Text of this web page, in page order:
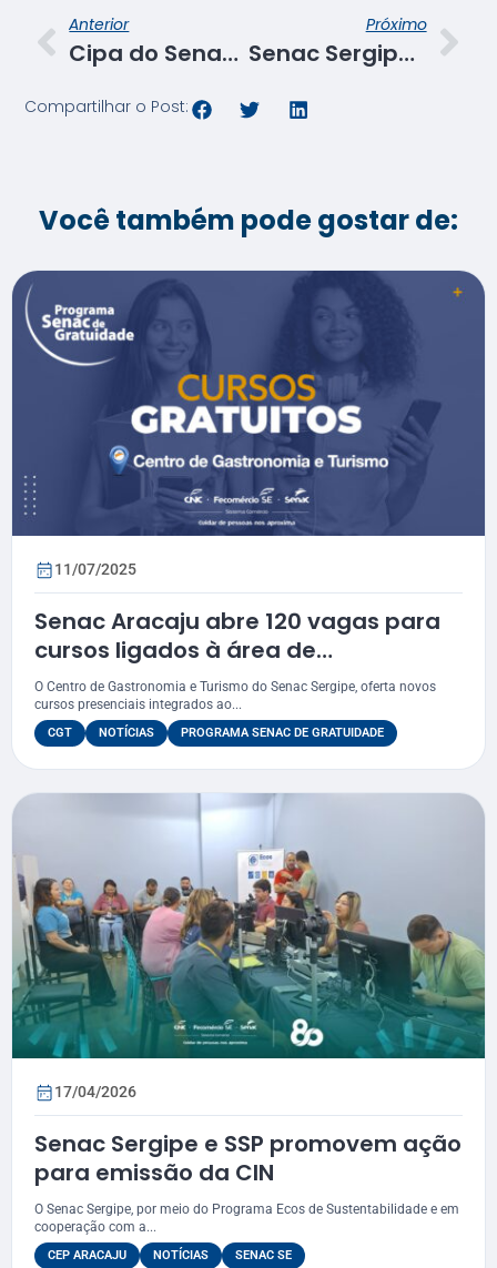
Anterior
Cipa do Senac promove a Semana Interna de Prevenção de Acidentes do Trabalho 2023
Próximo
Senac Sergipe participa de palestra sobre inovações de diretrizes do Projeto Integrador
Compartilhar o Post:
Você também pode gostar de:
11/07/2025
Senac Aracaju abre 120 vagas para
cursos ligados à área de
Gastronomia e Turismo
O Centro de Gastronomia e Turismo do Senac Sergipe, oferta novos
cursos presenciais integrados ao...
CGT NOTÍCIAS PROGRAMA SENAC DE GRATUIDADE
17/04/2026
Senac Sergipe e SSP promovem ação
para emissão da CIN
O Senac Sergipe, por meio do Programa Ecos de Sustentabilidade e em
cooperação com a...
CEP ARACAJU NOTÍCIAS SENAC SE